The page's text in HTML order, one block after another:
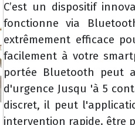
C’est un dispositif
fonctionne via
extrêmement efficace
facilement à votre
portée Bluetooth peut
d'urgence Jusqu 'à 5
discret, il peut
intervention rapide. être